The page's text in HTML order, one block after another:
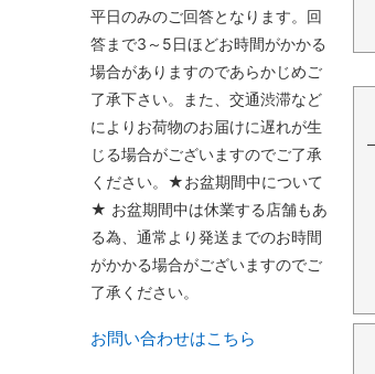
平日のみのご回答となります。回
答まで3～5日ほどお時間がかかる
場合がありますのであらかじめご
了承下さい。また、交通渋滞など
によりお荷物のお届けに遅れが生
じる場合がございますのでご了承
ください。★お盆期間中について
★ お盆期間中は休業する店舗もあ
る為、通常より発送までのお時間
がかかる場合がございますのでご
了承ください。
お問い合わせはこちら